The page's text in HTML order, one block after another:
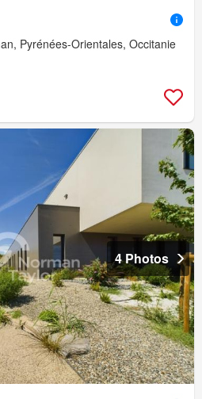
Pyrénées-Orientales, Occitanie
4 Photos